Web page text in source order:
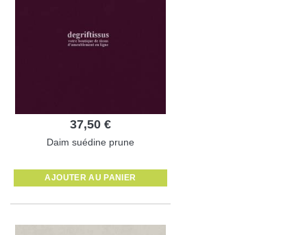
37,50 €
Daim suédine prune
AJOUTER AU PANIER